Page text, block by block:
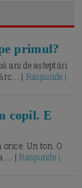
primul?
ani de așteptări
| Raspunde |
copil. E
Un ton. O
|Raspunde |